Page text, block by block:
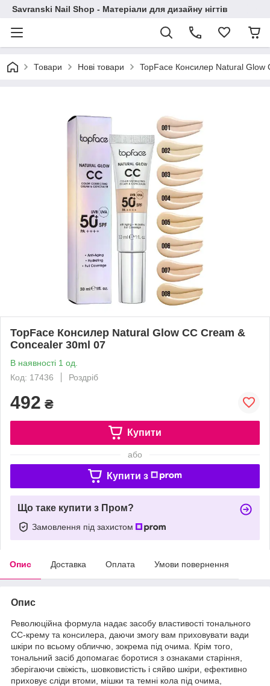
Savranski Nail Shop - Матеріали для дизайну нігтів
Товари Нові товари TopFace Консилер Natural
TopFace Консилер Natural Glow CC Cream &
Concealer 30ml 07
В наявності 1 од.
Код: 17436
Роздріб
492 ₴
Купити
або
Купити з
Що таке купити з Пром?
Замовлення під захистом
Опис Доставка Оплата Умови повернення
Опис
Революційна формула надає засобу властивості тонального
СС-крему та консилера, даючи змогу вам приховувати вади
шкіри по всьому обличчю, зокрема під очима. Крім того,
тональний засіб допомагає боротися з ознаками старіння,
зберігаючи свіжість, шовковистість і сяйво шкіри, ефективно
приховує сліди втоми, мішки та темні кола під очима,